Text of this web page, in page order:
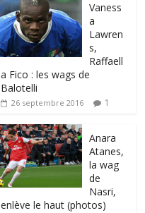
Vaness
a
Lawren
s,
Raffaell
a Fico : les wags de
Balotelli
26 septembre 2016 1
Anara
Atanes,
la wag
de
Nasri,
enlève le haut (photos)